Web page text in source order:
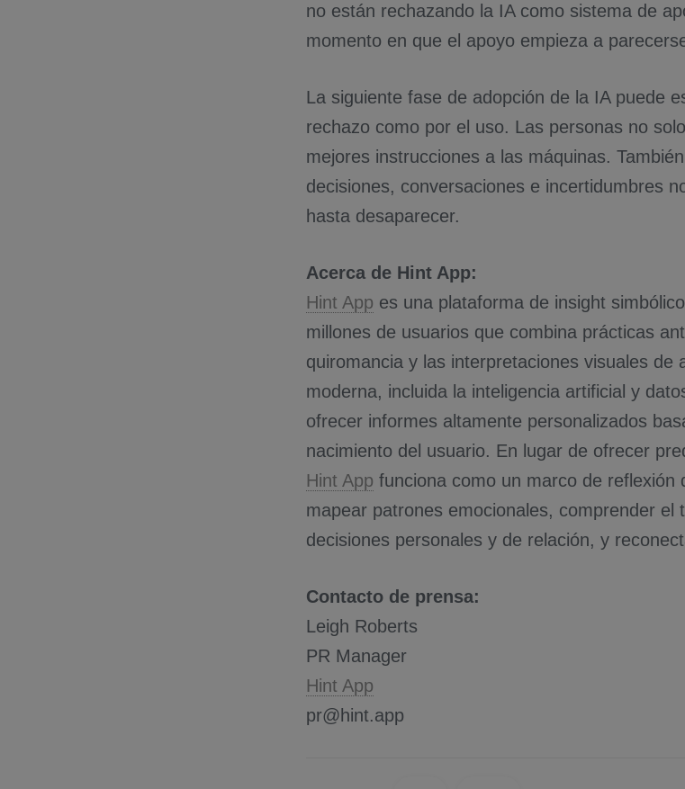
no están rechazando la IA como sistema de
momento en que el apoyo empieza a
La siguiente fase de adopción de la IA puede
rechazo como por el uso. Las personas no
mejores instrucciones a las máquinas.
decisiones, conversaciones e incertidumbres
hasta desaparecer.
Acerca de Hint App:
Hint App es una plataforma de insight
millones de usuarios que combina prácticas
quiromancia y las interpretaciones visuales de
moderna, incluida la inteligencia artificial y
ofrecer informes altamente personalizados
nacimiento del usuario. En lugar de ofrecer
Hint App funciona como un marco de reflexión
mapear patrones emocionales, comprender el
decisiones personales y de relación, y
Contacto de prensa:
Leigh Roberts
PR Manager
Hint App
pr@hint.app